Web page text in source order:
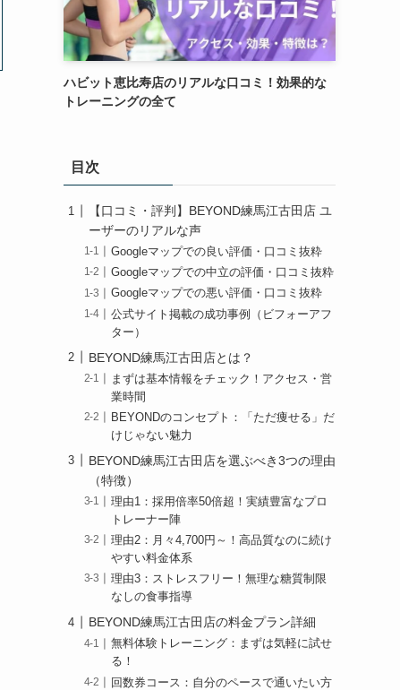
ハビット恵比寿店のリアルな口コミ！効果的な
トレーニングの全て
目次
【口コミ・評判】BEYOND練馬江古田店 ユ
ーザーのリアルな声
Googleマップでの良い評価・口コミ抜粋
Googleマップでの中立の評価・口コミ抜粋
Googleマップでの悪い評価・口コミ抜粋
公式サイト掲載の成功事例（ビフォーアフ
ター）
BEYOND練馬江古田店とは？
まずは基本情報をチェック！アクセス・営
業時間
BEYONDのコンセプト：「ただ痩せる」だ
けじゃない魅力
BEYOND練馬江古田店を選ぶべき3つの理由
（特徴）
理由1：採用倍率50倍超！実績豊富なプロ
トレーナー陣
理由2：月々4,700円～！高品質なのに続け
やすい料金体系
理由3：ストレスフリー！無理な糖質制限
なしの食事指導
BEYOND練馬江古田店の料金プラン詳細
無料体験トレーニング：まずは気軽に試せ
る！
回数券コース：自分のペースで通いたい方